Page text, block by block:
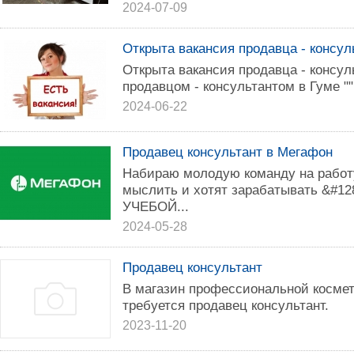
2024-07-09
Открыта вакансия продавца -
Открыта вакансия продавца -
продавцом - консультантом в Гуме
2024-06-22
Продавец консультант в Мегафон
Набираю молодую команду на
мыслить и хотят зарабатывать
УЧЕБОЙ...
2024-05-28
Продавец консультант
В магазин профессиональной
требуется продавец консультант.
2023-11-20